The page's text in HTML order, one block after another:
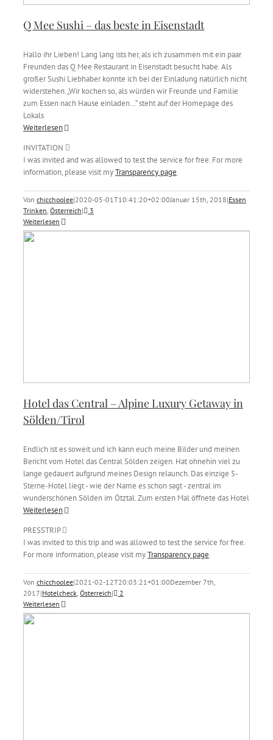
Q Mee Sushi – das beste in Eisenstadt
Hallo ihr Lieben! Lang lang ists her, als ich zusammen mit ein paar
Freunden das Q Mee Restaurant in Eisenstadt besucht habe. Als
großer Sushi Liebhaber konnte ich bei der Einladung natürlich nicht
widerstehen. „Wir kochen so, als würden wir Freunde und Familie
zum Essen nach Hause einladen…“ steht auf der Homepage des
Lokals
Weiterlesen
INVITATION
I was invited and was allowed to test the service for free. For more
information, please visit myTransparency page.
Von chicchoolee|2020-05-01T10:41:20+02:00Januar 15th, 2018|Essen
Trinken, Österreich|
3
Weiterlesen
Hotel das Central – Alpine Luxury Getaway in
Sölden/Tirol
Endlich ist es soweit und ich kann euch meine Bilder und meinen
Bericht vom Hotel das Central Sölden zeigen. Hat ohnehin viel zu
lange gedauert aufgrund meines Design relaunch. Das einzige 5-
Sterne-Hotel liegt - wie der Name es schon sagt - zentral im
wunderschönen Sölden im Ötztal. Zum ersten Mal öffnete das Hotel
Weiterlesen
PRESSTRIP
I was invited to this trip and was allowed to test the service for free.
For more information, please visit myTransparency page.
Von chicchoolee|2021-02-12T20:03:21+01:00Dezember 7th,
2017|Hotelcheck, Österreich|
2
Weiterlesen